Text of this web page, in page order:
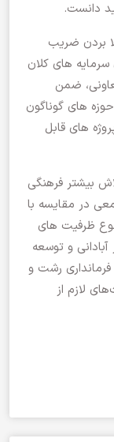
دانست.
بردن ضریب
های کلان
ضمن
های گوناگون
های قابل
بیشتر فرهنگی
در مقایسه با
ظرفیت های
و توسعه
رشت و
لازم از